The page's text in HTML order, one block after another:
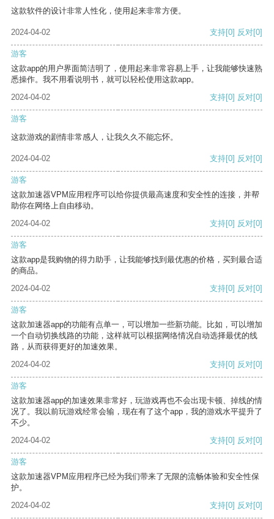
这款软件的设计非常人性化，使用起来非常方便。
2024-04-02 支持[0] 反对[0]
游客
这款app的用户界面简洁明了，使用起来非常容易上手，让我能够快速熟
悉操作。我不用看说明书，就可以轻松使用这款app。
2024-04-02
支持[0] 反对[0]
游客
这款游戏的剧情非常感人，让我久久不能忘怀。
2024-04-02 支持[0] 反对[0]
游客
这款加速器VPM应用程序可以给你提供最高速度和安全性的连接，并帮
助你在网络上自由移动。
2024-04-02
支持[0] 反对[0]
游客
这款app是我购物的得力助手，让我能够找到最优惠的价格，买到最合适
的商品。
2024-04-02
支持[0] 反对[0]
游客
这款加速器app的功能有点单一，可以增加一些新功能。比如，可以增加
一个自动切换线路的功能，这样就可以根据网络情况自动选择最优的线
路，从而获得更好的加速效果。
2024-04-02
支持[0] 反对[0]
游客
这款加速器app的加速效果非常好，玩游戏再也不会出现卡顿、掉线的情
况了。我以前玩游戏经常会输，现在有了这个app，我的游戏水平提升了
不少。
2024-04-02
支持[0] 反对[0]
游客
这款加速器VPM应用程序已经为我们带来了无限的流畅体验和安全性保
护。
2024-04-02
支持[0] 反对[0]